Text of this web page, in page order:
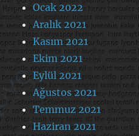
Ocak 2022
Aralık 2021
Kasım 2021
Ekim 2021
Eylül 2021
Ağustos 2021
Temmuz 2021
Haziran 2021